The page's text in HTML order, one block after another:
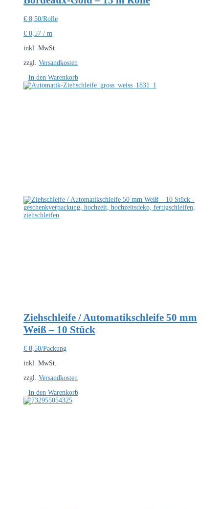
€ 8,50/Rolle
€ 0,57 / m
inkl. MwSt.
zzgl. Versandkosten
In den Warenkorb
Ziehschleife / Automatikschleife 50 mm
Weiß – 10 Stück
€ 8,50/Packung
inkl. MwSt.
zzgl. Versandkosten
In den Warenkorb